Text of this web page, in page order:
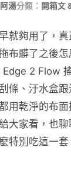
阿湯分類： 開箱文
就夠用了，
布髒了之後
2 Flow
條、汙水盒
用乾淨的布
大家看，也
特別吃這一套